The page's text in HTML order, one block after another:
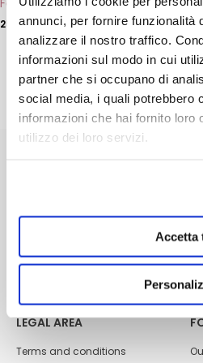
annunci, per fornire funzionalità
analizzare il nostro traffico.
informazioni sul modo in cui
partner che si occupano di
social media, i quali potrebbero
informazioni che hai fornito loro
utilizzo dei loro servizi.
Accetta
Feel So Good
25,00€
ADD
page
Payment methods
Contacts
LEGAL AREA
Terms and conditions